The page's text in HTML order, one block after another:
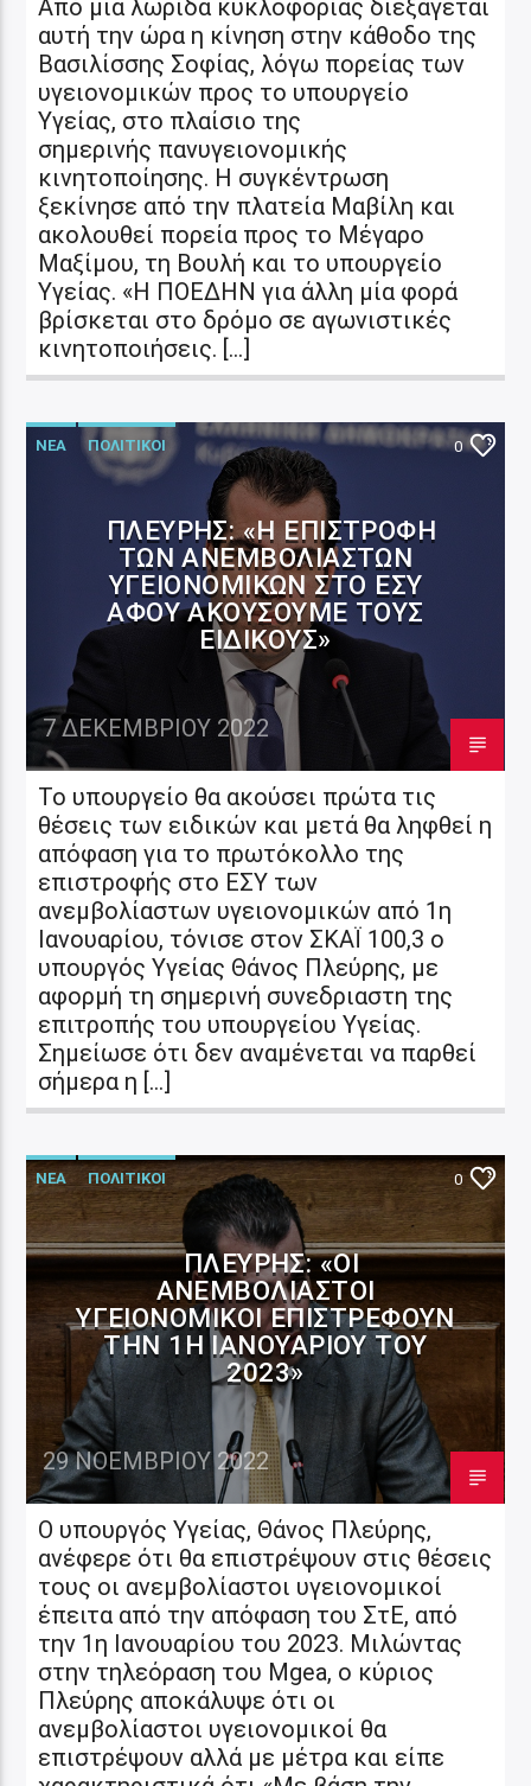
Από μια λωρίδα κυκλοφορίας διεξάγεται
αυτή την ώρα η κίνηση στην κάθοδο της
Βασιλίσσης Σοφίας, λόγω πορείας των
υγειονομικών προς το υπουργείο
Υγείας, στο πλαίσιο της
σημερινής πανυγειονομικής
κινητοποίησης. Η συγκέντρωση
ξεκίνησε από την πλατεία Μαβίλη και
ακολουθεί πορεία προς το Μέγαρο
Μαξίμου, τη Βουλή και το υπουργείο
Υγείας. «Η ΠΟΕΔΗΝ για άλλη μία φορά
βρίσκεται στο δρόμο σε αγωνιστικές
κινητοποιήσεις. […]
ΝΕΑ ΠΟΛΙΤΙΚΟΙ 0
ΠΛΕΎΡΗΣ: «H ΕΠΙΣΤΡΟΦΉ
ΤΩΝ ΑΝΕΜΒΟΛΊΑΣΤΩΝ
ΥΓΕΙΟΝΟΜΙΚΏΝ ΣΤΟ ΕΣΥ
ΑΦΟΎ ΑΚΟΎΣΟΥΜΕ ΤΟΥΣ
ΕΙΔΙΚΟΎΣ»
7 ΔΕΚΕΜΒΡΊΟΥ 2022
Το υπουργείο θα ακούσει πρώτα τις
θέσεις των ειδικών και μετά θα ληφθεί η
απόφαση για το πρωτόκολλο της
επιστροφής στο ΕΣΥ των
ανεμβολίαστων υγειονομικών από 1η
Ιανουαρίου, τόνισε στον ΣΚΑΪ 100,3 ο
υπουργός Υγείας Θάνος Πλεύρης, με
αφορμή τη σημερινή συνεδριαστη της
επιτροπής του υπουργείου Υγείας.
Σημείωσε ότι δεν αναμένεται να παρθεί
σήμερα η […]
ΝΕΑ ΠΟΛΙΤΙΚΟΙ 0
ΠΛΕΎΡΗΣ: «ΟΙ
ΑΝΕΜΒΟΛΊΑΣΤΟΙ
ΥΓΕΙΟΝΟΜΙΚΟΊ ΕΠΙΣΤΡΈΦΟΥΝ
ΤΗΝ 1Η ΙΑΝΟΥΑΡΊΟΥ ΤΟΥ
2023»
29 ΝΟΕΜΒΡΊΟΥ 2022
Ο υπουργός Υγείας, Θάνος Πλεύρης,
ανέφερε ότι θα επιστρέψουν στις θέσεις
τους οι ανεμβολίαστοι υγειονομικοί
έπειτα από την απόφαση του ΣτΕ, από
την 1η Ιανουαρίου του 2023. Μιλώντας
στην τηλεόραση του Mgea, ο κύριος
Πλεύρης αποκάλυψε ότι οι
ανεμβολίαστοι υγειονομικοί θα
επιστρέψουν αλλά με μέτρα και είπε